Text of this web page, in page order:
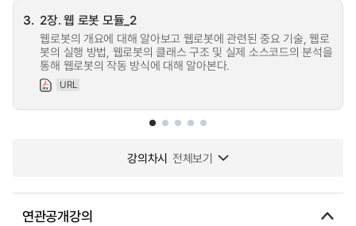
3. 2장. 웹 로봇 모듈_2
웹로봇의 개요에 대해 알아보고 웹로봇에 관련된 중요 기술, 웹로
봇의 실행 방법, 웹로봇의 클래스 구조 및 실제 소스코드의 분석을
통해 웹로봇의 작동 방식에 대해 알아본다.
URL
강의차시 전체보기
연관공개강의